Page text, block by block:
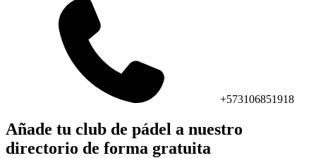
+573106851918
Añade tu club de pádel a nuestro
directorio de forma gratuita